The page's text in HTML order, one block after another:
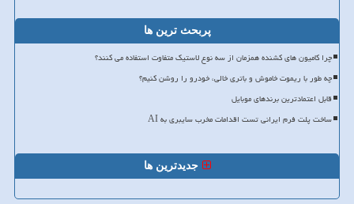
پربحث ترین ها
چرا کامیون های کشنده همزمان از سه نوع لاستیک متفاوت استفاده می کنند؟
چه طور با ریموت خاموش و باتری خالی، خودرو را روشن کنیم؟
قابل اعتمادترین برندهای موبایل
ساخت پلت فرم ایرانی تست اقدامات مخرب سایبری به AI
جدیدترین ها